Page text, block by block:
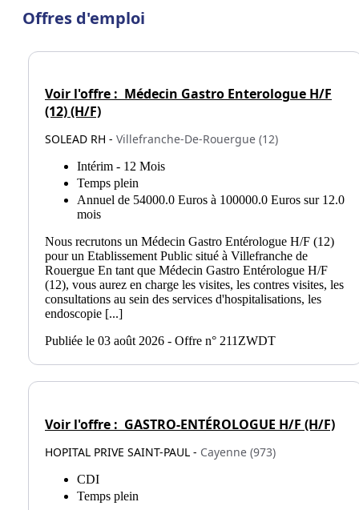
Offres d'emploi
Voir l'offre : Médecin Gastro Enterologue H/F
(12) (H/F)
SOLEAD RH - Villefranche-De-Rouergue (12)
Intérim - 12 Mois
Temps plein
Annuel de 54000.0 Euros à 100000.0 Euros sur 12.0
mois
Nous recrutons un Médecin Gastro Entérologue H/F (12)
pour un Etablissement Public situé à Villefranche de
Rouergue En tant que Médecin Gastro Entérologue H/F
(12), vous aurez en charge les visites, les contres visites, les
consultations au sein des services d'hospitalisations, les
endoscopie [...]
Publiée le 03 août 2026 - Offre n° 211ZWDT
Voir l'offre : GASTRO-ENTÉROLOGUE H/F (H/F)
HOPITAL PRIVE SAINT-PAUL - Cayenne (973)
CDI
Temps plein